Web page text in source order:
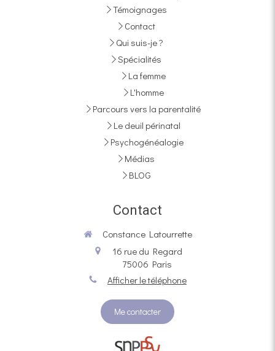
Témoignages
Contact
Qui suis-je ?
Spécialités
La femme
L'homme
Parcours vers la parentalité
Le deuil périnatal
Psychogénéalogie
Médias
BLOG
Contact
Constance Latourrette
16 rue du Regard
75006 Paris
Afficher le téléphone
Me contacter